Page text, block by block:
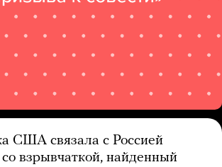
США связала с Россией
взрывчаткой, найденный